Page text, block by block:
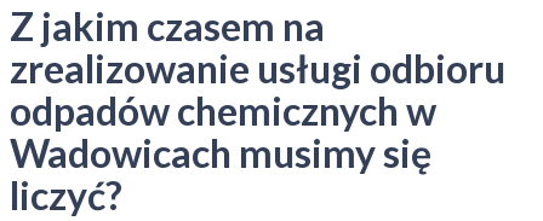
Z jakim czasem na
zrealizowanie usługi odbioru
odpadów chemicznych w
Wadowicach musimy się
liczyć?